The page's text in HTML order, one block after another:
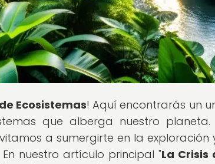
Ecosistemas! Aquí encontrarás un
que alberga nuestro
a sumergirte en la
nuestro artículo principal "La Crisis